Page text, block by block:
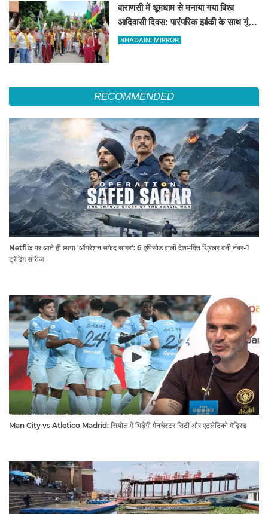
वाराणसी में धूमधाम से मनाया गया विश्व
आदिवासी दिवस: पारंपरिक झांकी के साथ गूंजे
संविधान और अधिकारों के नारे, DM को सौंपा
BHADAINI MIRROR
RECOMMENDED
Netflix पर आते ही छाया 'ऑपरेशन सफेद सागर': 6 एपिसोड वाली देशभक्ति थ्रिलर बनी नंबर-1
ट्रेंडिंग सीरीज
Man City vs Atletico Madrid: सियोल में भिड़ेंगी मैनचेस्टर सिटी और एटलेटिको मैड्रिड